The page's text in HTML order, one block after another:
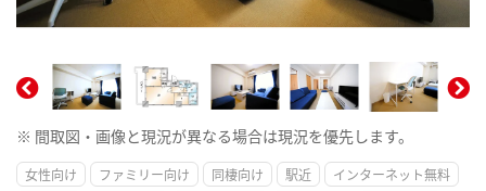
※ 間取図・画像と現況が異なる場合は現況を優先します。
女性向け ファミリー向け 同棲向け 駅近
インターネット無料